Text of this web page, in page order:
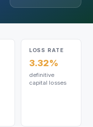
LOSS RATE
3.32%
definitive
capital losses